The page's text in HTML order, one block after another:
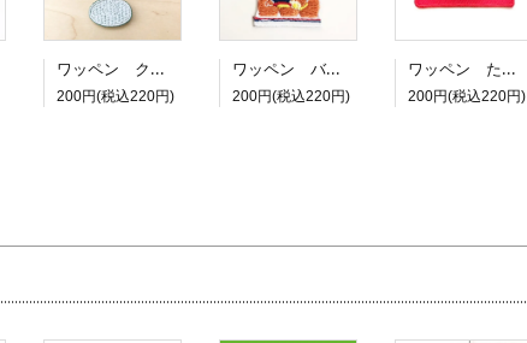
ワッペン クリームソーダ
200円(税込220円)
ワッペン バターロール
200円(税込220円)
ワッペン たばこ
200円(税込220円)